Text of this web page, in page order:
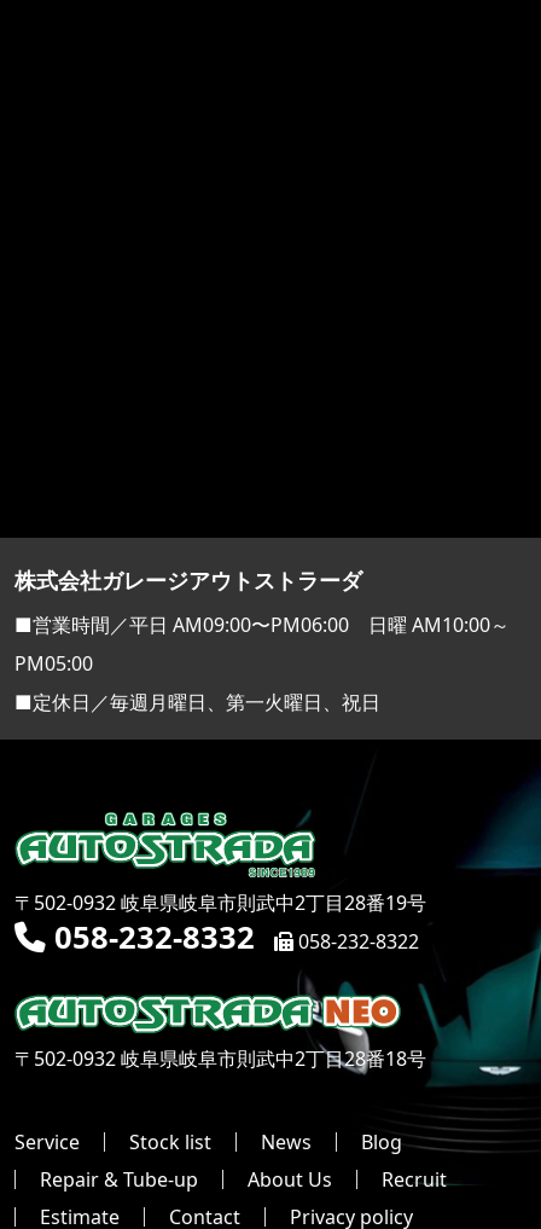
株式会社ガレージアウトストラーダ
■営業時間／平日 AM09:00〜PM06:00 日曜 AM10:00～
PM05:00
■定休日／毎週月曜日、第一火曜日、祝日
〒502-0932 岐阜県岐阜市則武中2丁目28番19号
058-232-8332 058-232-8322
〒502-0932 岐阜県岐阜市則武中2丁目28番18号
Service Stock list News
Blog
Repair & Tube-up
About Us
Recruit
Estimate
Contact Privacy policy